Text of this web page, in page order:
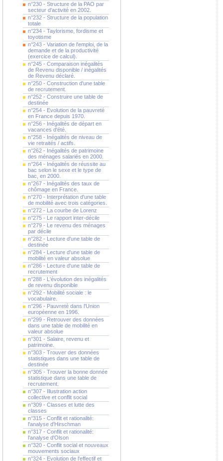
n°230 - Structure de la PAO par
secteur d'activité en 2002.
n°232 - Structure de la population
totale
n°234 - Taylorisme, fordisme et
toyotisme
n°243 - Variation de l'emploi, de la
demande et de la productivité
(exercice de calcul).
n°245 - Comparaison inégalités
de Revenu disponible / inégalités
de Revenu déclaré.
n°250 - Construction d'une table
de recrutement.
n°252 - Construire une table de
destinée
n°254 - Evolution de la pauvreté
en France depuis 1970.
n°256 - Inégalités de départ en
vacances d'été.
n°258 - Inégalités de niveau de
vie retraités / actifs.
n°262 - Inégalités de patrimoine
des ménages salariés en 2000.
n°264 - Inégalités de réussite au
bac selon le sexe et le type de
bac, en 2000.
n°267 - Inégalités des taux de
chômage en France.
n°270 - Interprétation d'une table
de mobilité avec trois catégories.
n°272 - La courbe de Lorenz
n°275 - Le rapport inter-décile
n°279 - Le revenu des ménages
par décile
n°282 - Lecture d'une table de
destinée
n°284 - Lecture d'une table de
mobilité en valeur absolue
n°286 - Lecture d'une table de
recrutement
n°288 - L'évolution des inégalités
de revenu disponible
n°292 - Mobilité sociale : le
vocabulaire.
n°296 - Pauvreté dans l'Union
européenne en 1996.
n°299 - Retrouver des données
dans une table de mobilité en
valeur absolue
n°301 - Salaire, revenu et
patrimoine.
n°303 - Trouver des données
statistiques dans une table de
destinée
n°305 - Trouver la bonne donnée
statistique dans une table de
recrutement.
n°307 - Illustration action
collective et conflit social
n°309 - Classes et lutte des
classes
n°315 - Conflit et rationalité:
l'analyse d'Hirschman
n°317 - Conflit et rationalité:
l'analyse d'Olson
n°320 - Conflit social et nouveaux
mouvements sociaux
n°324 - Evolution de l'effectif et